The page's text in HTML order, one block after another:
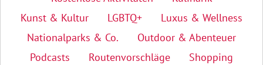
Kunst & Kultur
LGBTQ+
Luxus & Wellness
Nationalparks & Co.
Outdoor & Abenteuer
Podcasts
Routenvorschläge
Shopping